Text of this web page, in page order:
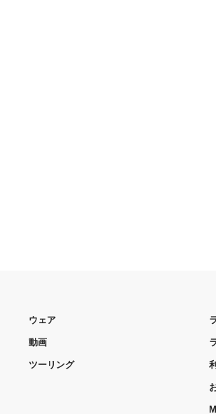
ウェア
動画
ツーリング